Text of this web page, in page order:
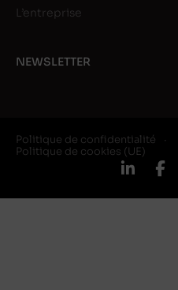
L’entreprise
NEWSLETTER
Politique de confidentialité
Politique de cookies (UE)